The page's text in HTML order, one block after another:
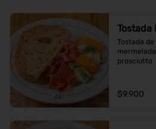
Tostada
Tostada
prosciutto
$9.900